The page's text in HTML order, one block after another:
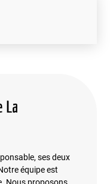
La
ses deux
équipe est
Nous proposons